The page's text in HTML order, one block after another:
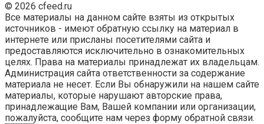
© 2026 cfeed.ru
Все материалы на данном сайте взяты из открытых
источников - имеют обратную ссылку на материал в
интернете или присланы посетителями сайта и
предоставляются исключительно в ознакомительных
целях. Права на материалы принадлежат их владельцам.
Администрация сайта ответственности за содержание
материала не несет. Если Вы обнаружили на нашем сайте
материалы, которые нарушают авторские права,
принадлежащие Вам, Вашей компании или организации,
пожалуйста, сообщите нам через форму обратной связи.